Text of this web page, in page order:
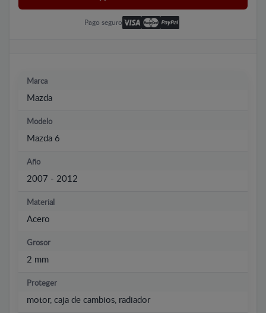
Pago seguro
Marca
Mazda
Modelo
Mazda 6
Año
2007 - 2012
Material
Acero
Grosor
2 mm
Proteger
motor, caja de cambios, radiador